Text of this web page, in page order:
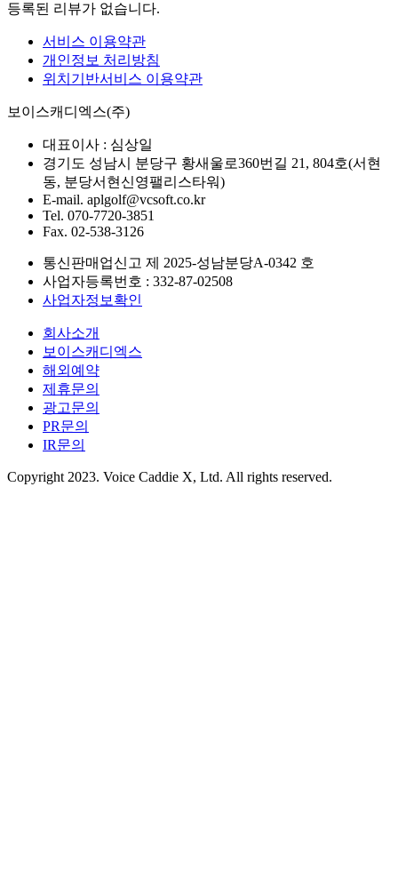
등록된 리뷰가 없습니다.
서비스 이용약관
개인정보 처리방침
위치기반서비스 이용약관
보이스캐디엑스(주)
대표이사 : 심상일
경기도 성남시 분당구 황새울로360번길 21, 804호(서현
동, 분당서현신영팰리스타워)
E-mail. aplgolf@vcsoft.co.kr
Tel. 070-7720-3851
Fax. 02-538-3126
통신판매업신고 제 2025-성남분당A-0342 호
사업자등록번호 : 332-87-02508
사업자정보확인
회사소개
보이스캐디엑스
해외예약
제휴문의
광고문의
PR문의
IR문의
Copyright 2023. Voice Caddie X, Ltd. All rights reserved.